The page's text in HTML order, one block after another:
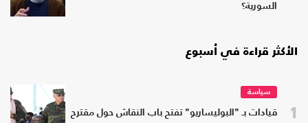
السورية؟
الأكثر قراءة في أسبوع
1
سياسة
قيادات بـ "البوليساريو" تفتح باب النقاش حول مقترح